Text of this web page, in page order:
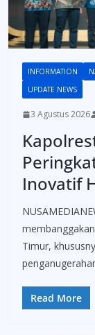
INFORMATION
UPDATE NEWS
3 Agustus 2026
Inovatif
Timur,
Read More